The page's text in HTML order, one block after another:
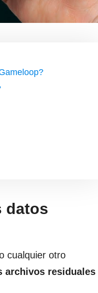
datos
cualquier otro
archivos residuales